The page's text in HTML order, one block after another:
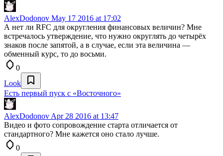
AlexDodonov May 17 2016 at 17:02
А нет ли RFC для округления финансовых величин? Мне
встречалось утверждение, что нужно округлять до четырёх
знаков после запятой, а в случае, если эта величина —
обменный курс, то до восьми.
0
Look
Есть первый пуск с «Восточного»
AlexDodonov Apr 28 2016 at 13:47
Видео и фото сопровождение старта отличается от
стандартного? Мне кажется оно стало лучше.
0